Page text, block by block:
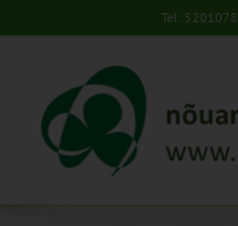
to
Tel: 5201078